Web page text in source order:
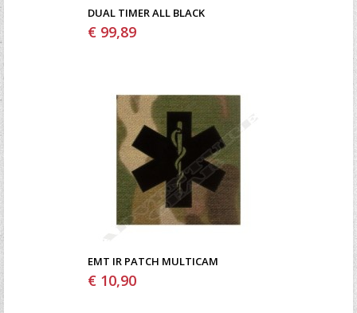
DUAL TIMER ALL BLACK
€ 99,89
EMT IR PATCH MULTICAM
€ 10,90